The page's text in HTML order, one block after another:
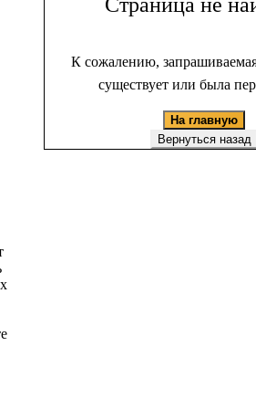
К сожалению,
существует или была
На главную
Вернуться назад